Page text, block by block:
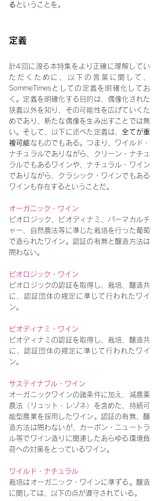
る ということを。
定義
計4回に渡る本特集をより正確に理解してい
ただくために、以下の言葉に関して、
SommeTimesとしての定義を明確化してお
く。定義を明確化する目的は、偶像化された
狭義以外を知り、その可能性を広げていくた
めであり、新たな偶像を生み出すことでは無
い。そして、以下に述べた定義は、全てが重
複可能なものでもある。つまり、ワイルド・
ナチュラルでありながら、クリーン・ナチュ
ラルでもあるワインや、ナチュラル・ワイン
でありながら、クラシック・ワインでもある
ワインも存在するということだ。
オーガニック・ワイン
ビオロジック、ビオディナミ、パーマカルチ
ャー、自然農法等に準じた栽培を行った葡萄
で造られたワイン。認証の有無と醸造方法は
問わない。
ビオロジック・ワイン
ビオロジックの認証を取得し、栽培、醸造共
に、認証団体の規定に準じて行われたワイ
ン。
ビオディナミ・ワイン
ビオディナミの認証を取得し、栽培、醸造共
に、認証団体の規定に準じて行われたワイ
ン。
サステイナブル・ワイン
オーガニックワインの諸条件に加え、減農薬
農法（リュット・レゾネ）を含めた、持続可
能型農業を採用したワイン。認証の有無、醸
造方法は問わないが、カーボン・ニュートラ
ル等でワイン造りに関連したあらゆる環境負
荷への対策をとっているワイン。
ワイルド・ナチュラル
栽培はオーガニック・ワインに準ずる。醸造
に関しては、以下の点が遵守されている。